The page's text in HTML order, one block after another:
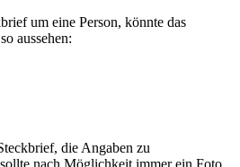
um eine Person, könnte das
aussehen:
die Angaben zu
nach Möglichkeit immer ein Foto